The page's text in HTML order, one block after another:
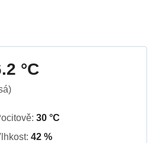
°C
30 °C
42 %